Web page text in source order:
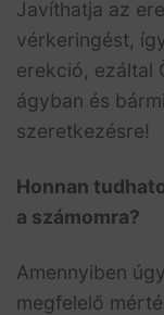
Javíthatja az
vérkeringést,
erekció, ezáltal
ágyban és
szeretkezésre!
Honnan
a számomra?
Amennyiben
megfelelő